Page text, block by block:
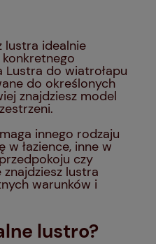
lustra idealnie
Lustra do wiatrołapu
do określonych
znajdziesz model
innego rodzaju
łazience, inne w
czy
lustra
warunków i
lustro?